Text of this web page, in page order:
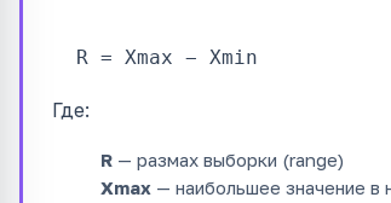
R = Xmax − Xmin
Где:
R — размах выборки (range)
Xmax — наибольшее значение в